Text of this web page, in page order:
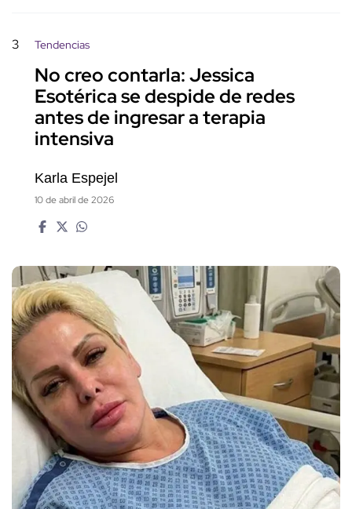
3 Tendencias
No creo contarla: Jessica
Esotérica se despide de redes
antes de ingresar a terapia
intensiva
Karla Espejel
10 de abril de 2026